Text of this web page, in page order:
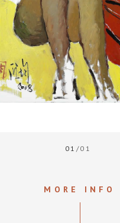
01 /01
MORE INFO